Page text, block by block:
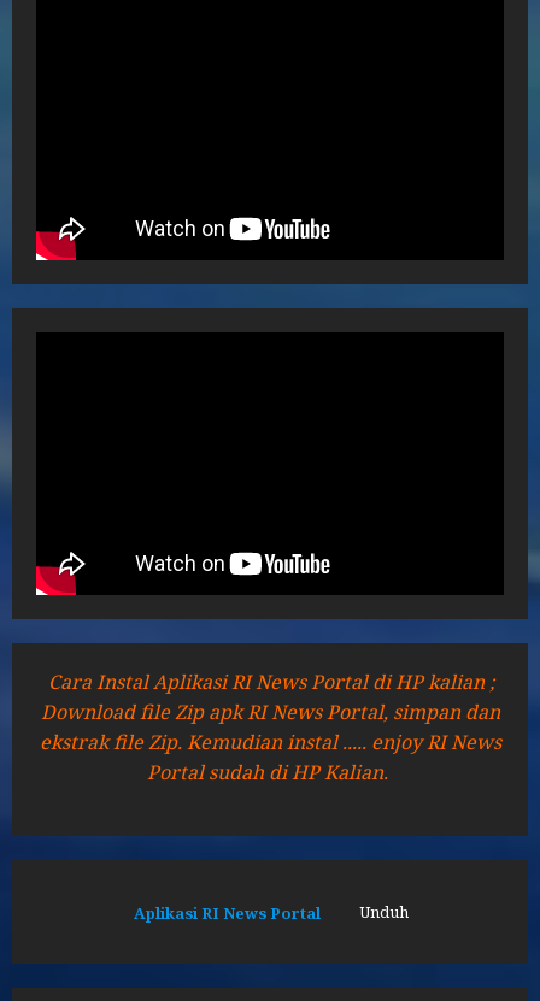
Cara Instal Aplikasi RI News Portal di HP kalian ;
Download file Zip apk RI News Portal, simpan dan
ekstrak file Zip. Kemudian instal ..... enjoy RI News
Portal sudah di HP Kalian.
Aplikasi RI News Portal Unduh